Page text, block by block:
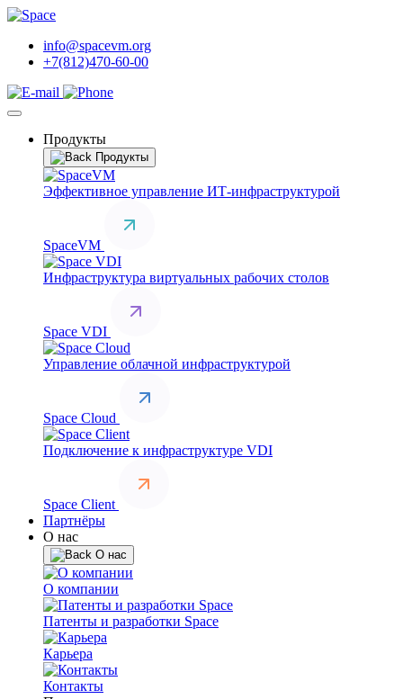
info@spacevm.org
+7(812)470-60-00
Продукты
Продукты
Эффективное управление ИТ-инфраструктурой
SpaceVM
Инфраструктура виртуальных рабочих столов
Space VDI
Управление облачной инфраструктурой
Space Cloud
Подключение к инфраструктуре VDI
Space Client
Партнёры
О нас
О нас
О компании
Патенты и разработки Space
Карьера
Контакты